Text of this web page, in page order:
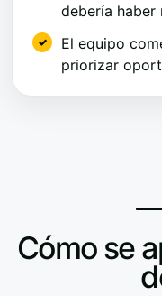
debería haber
El equipo
priorizar
Cómo se